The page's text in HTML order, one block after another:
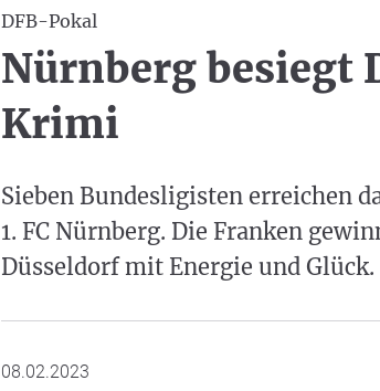
DFB-Pokal
Nürnberg besiegt
Krimi
Sieben Bundesligisten erreichen
1. FC Nürnberg. Die Franken
Düsseldorf mit Energie und Glück.
08.02.2023